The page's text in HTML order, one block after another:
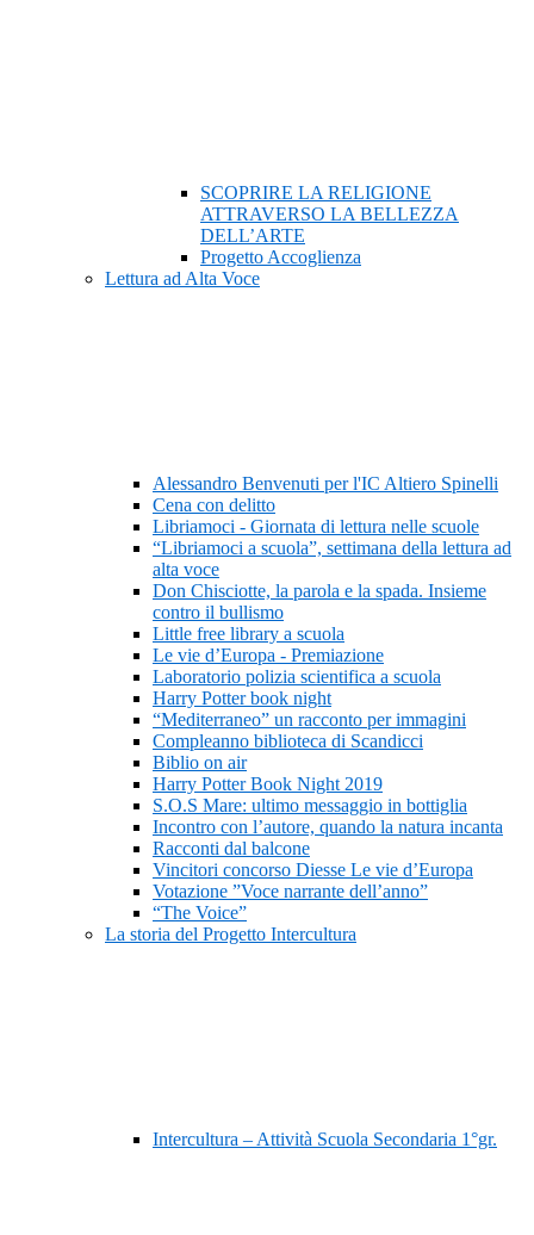
SCOPRIRE LA RELIGIONE
ATTRAVERSO LA BELLEZZA
DELL’ARTE
Progetto Accoglienza
Lettura ad Alta Voce
Alessandro Benvenuti per l'IC Altiero Spinelli
Cena con delitto
Libriamoci - Giornata di lettura nelle scuole
“Libriamoci a scuola”, settimana della lettura ad
alta voce
Don Chisciotte, la parola e la spada. Insieme
contro il bullismo
Little free library a scuola
Le vie d’Europa - Premiazione
Laboratorio polizia scientifica a scuola
Harry Potter book night
“Mediterraneo” un racconto per immagini
Compleanno biblioteca di Scandicci
Biblio on air
Harry Potter Book Night 2019
S.O.S Mare: ultimo messaggio in bottiglia
Incontro con l’autore, quando la natura incanta
Racconti dal balcone
Vincitori concorso Diesse Le vie d’Europa
Votazione ”Voce narrante dell’anno”
“The Voice”
La storia del Progetto Intercultura
Intercultura – Attività Scuola Secondaria 1°gr.